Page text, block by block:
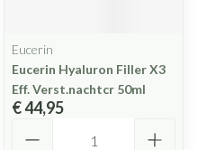
Eucerin
Eucerin Hyaluron Filler X3
Eff. Verst.nachtcr 50ml
€ 44,95